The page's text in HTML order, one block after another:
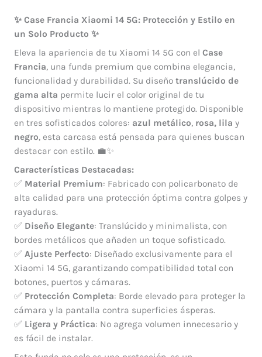
✨ Case Francia Xiaomi 14 5G: Protección y Estilo en
un Solo Producto ✨
Eleva la apariencia de tu Xiaomi 14 5G con el Case
Francia, una funda premium que combina elegancia,
funcionalidad y durabilidad. Su diseño translúcido de
gama alta permite lucir el color original de tu
dispositivo mientras lo mantiene protegido. Disponible
en tres sofisticados colores: azul metálico, rosa, lila y
negro, esta carcasa está pensada para quienes buscan
destacar con estilo. 💼✨
Características Destacadas:
✅ Material Premium: Fabricado con policarbonato de
alta calidad para una protección óptima contra golpes y
rayaduras.
✅ Diseño Elegante: Translúcido y minimalista, con
bordes metálicos que añaden un toque sofisticado.
✅ Ajuste Perfecto: Diseñado exclusivamente para el
Xiaomi 14 5G, garantizando compatibilidad total con
botones, puertos y cámaras.
✅ Protección Completa: Borde elevado para proteger la
cámara y la pantalla contra superficies ásperas.
✅ Ligera y Práctica: No agrega volumen innecesario y
es fácil de instalar.